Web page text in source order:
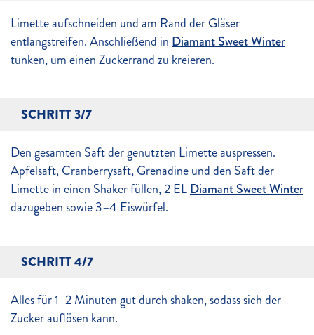
Limette aufschneiden und am Rand der Gläser
entlangstreifen. Anschließend in Diamant Sweet Winter
tunken, um einen Zuckerrand zu kreieren.
SCHRITT 3/7
Den gesamten Saft der genutzten Limette auspressen.
Apfelsaft, Cranberrysaft, Grenadine und den Saft der
Limette in einen Shaker füllen, 2 ELDiamant Sweet Winter
dazugeben sowie 3–4 Eiswürfel.
SCHRITT 4/7
Alles für 1–2 Minuten gut durch shaken, sodass sich der
Zucker auflösen kann.